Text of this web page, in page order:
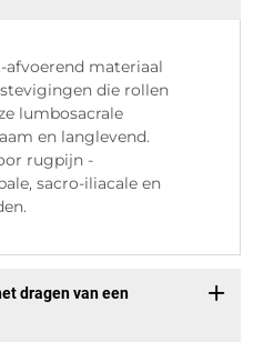
materiaal
die rollen
lumbosacrale
en langlevend.
rugpijn -
sacro-iliacale en
dragen van een